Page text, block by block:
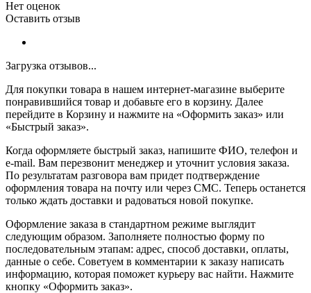
Нет оценок
Оставить отзыв
Загрузка отзывов...
Для покупки товара в нашем интернет-магазине выберите
понравившийся товар и добавьте его в корзину. Далее
перейдите в Корзину и нажмите на «Оформить заказ» или
«Быстрый заказ».
Когда оформляете быстрый заказ, напишите ФИО, телефон и
e-mail. Вам перезвонит менеджер и уточнит условия заказа.
По результатам разговора вам придет подтверждение
оформления товара на почту или через СМС. Теперь останется
только ждать доставки и радоваться новой покупке.
Оформление заказа в стандартном режиме выглядит
следующим образом. Заполняете полностью форму по
последовательным этапам: адрес, способ доставки, оплаты,
данные о себе. Советуем в комментарии к заказу написать
информацию, которая поможет курьеру вас найти. Нажмите
кнопку «Оформить заказ».